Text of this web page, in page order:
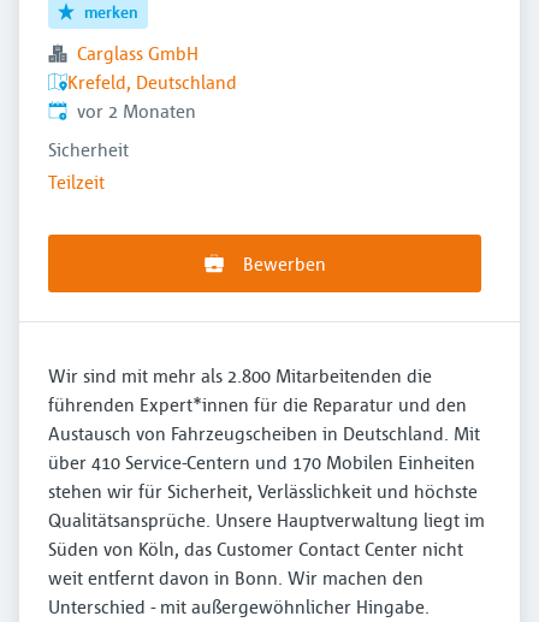
merken
Carglass GmbH
Krefeld, Deutschland
Veröffentlicht:
vor 2 Monaten
Sicherheit
Teilzeit
Bewerben
Wir sind mit mehr als 2.800 Mitarbeitenden die
führenden Expert*innen für die Reparatur und den
Austausch von Fahrzeugscheiben in Deutschland. Mit
über 410 Service-Centern und 170 Mobilen Einheiten
stehen wir für Sicherheit, Verlässlichkeit und höchste
Qualitätsansprüche. Unsere Hauptverwaltung liegt im
Süden von Köln, das Customer Contact Center nicht
weit entfernt davon in Bonn. Wir machen den
Unterschied - mit außergewöhnlicher Hingabe.